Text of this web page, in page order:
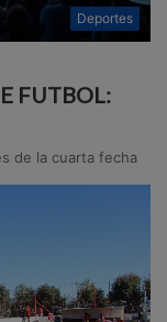
Deportes
FUTBOL:
de la cuarta fecha